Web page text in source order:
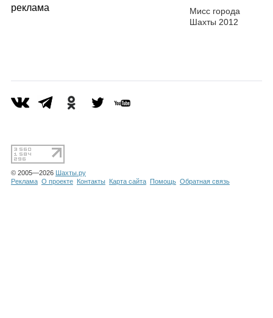
Инфо
реклама
Мисс города
Шахты 2012
© 2005—2026 Шахты.ру
Реклама О проекте Контакты Карта сайта Помощь Обратная связь